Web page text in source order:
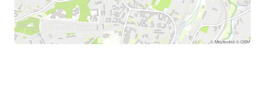
durch die Hochbrückenstraße und die
Bahnhofstraße.